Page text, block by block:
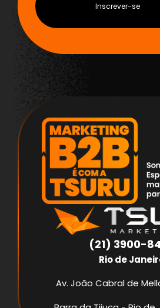
Inscrever-se
(21) 3900-
Rio de
Av. João Cabral de